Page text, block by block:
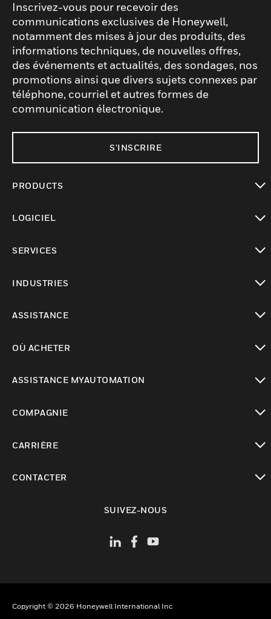
Inscrivez-vous pour recevoir des
communications exclusives de Honeywell,
notamment des mises à jour des produits, des
informations techniques, de nouvelles offres,
des événements et actualités, des sondages, nos
promotions ainsi que divers sujets connexes par
téléphone, courriel et autres formes de
communication électronique.
S'INSCRIRE
PRODUCTS
LOGICIEL
SERVICES
INDUSTRIES
ASSISTANCE
OÙ ACHETER
ASSISTANCE MYAUTOMATION
COMPAGNIE
CARRIÈRE
CONTACTER
SUIVEZ-NOUS
Copyright © 2026 Honeywell International Inc